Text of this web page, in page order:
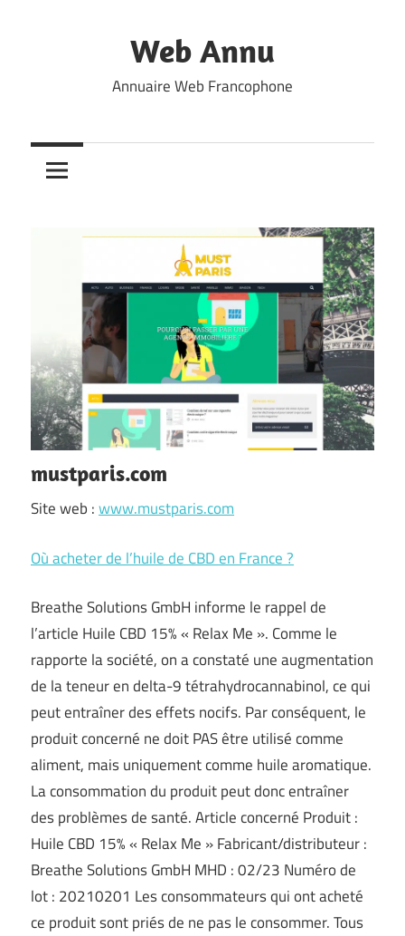
Web Annu
Annuaire Web Francophone
mustparis.com
Site web :www.mustparis.com
Où acheter de l’huile de CBD en France ?
Breathe Solutions GmbH informe le rappel de
l’article Huile CBD 15% « Relax Me ». Comme le
rapporte la société, on a constaté une augmentation
de la teneur en delta-9 tétrahydrocannabinol, ce qui
peut entraîner des effets nocifs. Par conséquent, le
produit concerné ne doit PAS être utilisé comme
aliment, mais uniquement comme huile aromatique.
La consommation du produit peut donc entraîner
des problèmes de santé. Article concerné Produit :
Huile CBD 15% « Relax Me » Fabricant/distributeur :
Breathe Solutions GmbH MHD : 02/23 Numéro de
lot : 20210201 Les consommateurs qui ont acheté
ce produit sont priés de ne pas le consommer. Tous